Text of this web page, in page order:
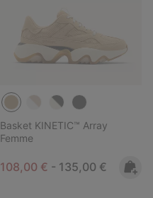
Basket KINETIC™ Array
Femme
Minimum sale price:
108,00 € - Maximum price:
135,00 €